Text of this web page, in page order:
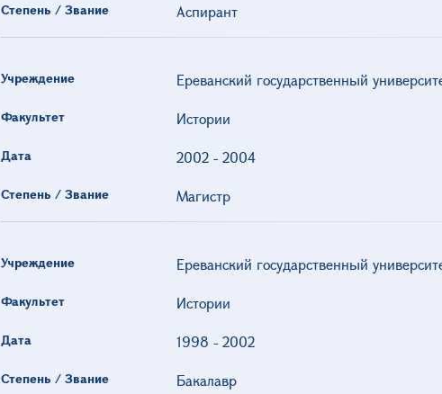
Степень / Звание Аспирант
Учреждение Ереванский государственный
Факультет Истории
Дата 2002- 2004
Степень / Звание Магистр
Учреждение Ереванский государственный
Факультет Истории
Дата 1998 - 2002
Степень / Звание Бакалавр